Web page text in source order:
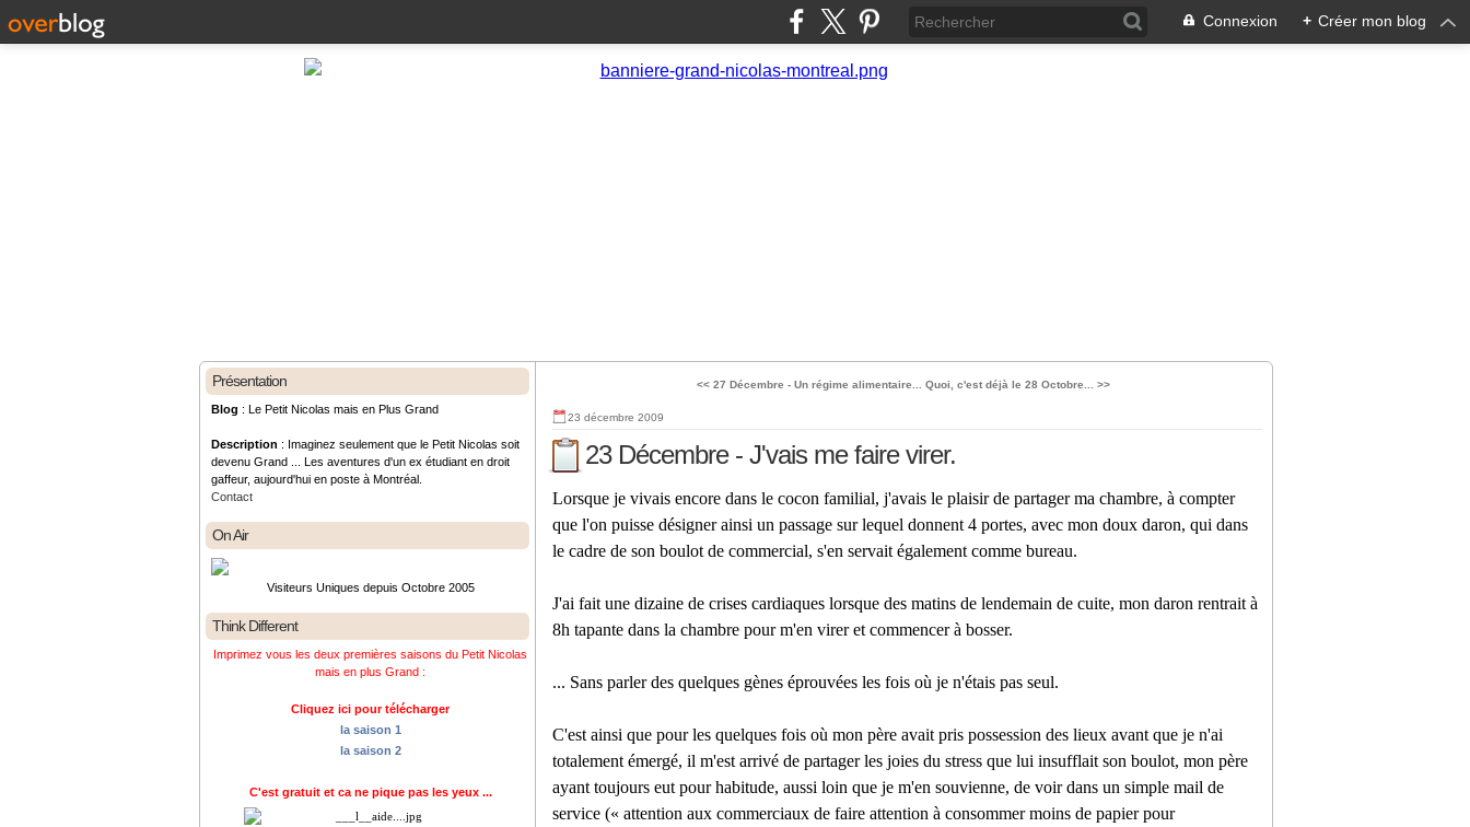
Connexion + Créer mon blog
Présentation
Blog : Le Petit Nicolas mais en Plus Grand
Description : Imaginez seulement que le Petit Nicolas soit
devenu Grand ... Les aventures d'un ex étudiant en droit
gaffeur, aujourd'hui en poste à Montréal.
Contact
On Air
Visiteurs Uniques depuis Octobre 2005
Think Different
Imprimez vous les deux premières saisons du Petit Nicolas
mais en plus Grand :
Cliquez ici pour télécharger
la saison 1
la saison 2
C'est gratuit et ca ne pique pas les yeux ...
<< 27 Décembre - Un régime alimentaire... Quoi, c'est déjà le 28 Octobre... >>
23 décembre 2009
23 Décembre - J'vais me faire virer.
Lorsque je vivais encore dans le cocon familial, j'avais le plaisir de partager ma chambre, à compter
que l'on puisse désigner ainsi un passage sur lequel donnent 4 portes, avec mon doux daron, qui dans
le cadre de son boulot de commercial, s'en servait également comme bureau.
J'ai fait une dizaine de crises cardiaques lorsque des matins de lendemain de cuite, mon daron rentrait à
8h tapante dans la chambre pour m'en virer et commencer à bosser.
... Sans parler des quelques gènes éprouvées les fois où je n'étais pas seul.
C'est ainsi que pour les quelques fois où mon père avait pris possession des lieux avant que je n'ai
totalement émergé, il m'est arrivé de partager les joies du stress que lui insufflait son boulot, mon père
ayant toujours eut pour habitude, aussi loin que je m'en souvienne, de voir dans un simple mail de
service (« attention aux commerciaux de faire attention à consommer moins de papier pour